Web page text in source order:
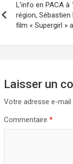
de
L’info en PACA
région,
film « Supergirl »
Laisser un
Votre adresse e-mail
Commentaire*